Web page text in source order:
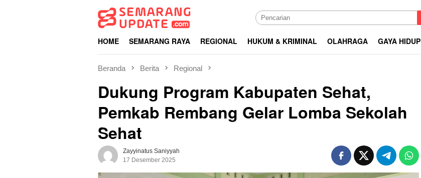
HOME SEMARANG RAYA REGIONAL HUKUM & KRIMINAL OLAHRAGA GAYA HIDUP
Beranda Berita Regional
Dukung Program Kabupaten Sehat,
Pemkab Rembang Gelar Lomba Sekolah
Sehat
Zayyinatus Saniyyah
17 Desember 2025